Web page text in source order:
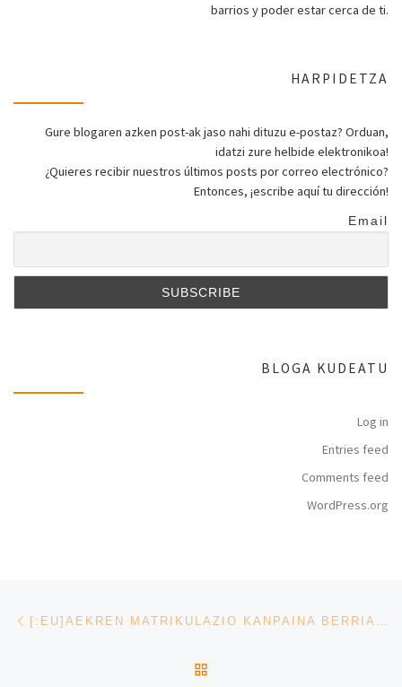
barrios y poder estar cerca de ti.
HARPIDETZA
Gure blogaren azken post-ak jaso nahi dituzu e-postaz? Orduan,
idatzi zure helbide elektronikoa!
¿Quieres recibir nuestros últimos posts por correo electrónico?
Entonces, ¡escribe aquí tu dirección!
Email
BLOGA KUDEATU
Log in
Entries feed
Comments feed
WordPress.org
Post navigation